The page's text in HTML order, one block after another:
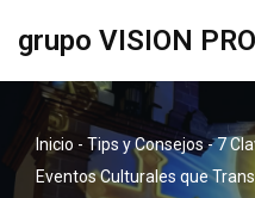
contenido
grupo VISION PRO
Inicio - Tips y Consejos-7
Eventos Culturales que